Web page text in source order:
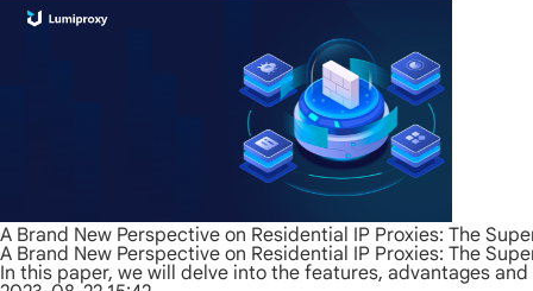
A Brand New Perspective on Residential IP Proxies: The
A Brand New Perspective on Residential IP Proxies: The
In this paper, we will delve into the features, advantages